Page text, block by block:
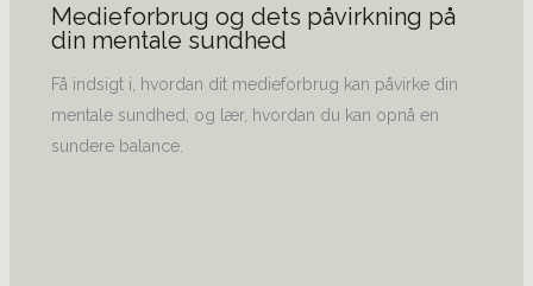
Medieforbrug og dets påvirkning på
din mentale sundhed
Få indsigt i, hvordan dit medieforbrug kan påvirke din
mentale sundhed, og lær, hvordan du kan opnå en
sundere balance.